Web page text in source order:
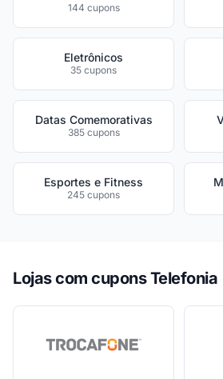
144 cupons
Eletrônicos
35 cupons
Datas Comemorativas
385 cupons
Esportes e Fitness
245 cupons
Lojas com cupons Telefonia